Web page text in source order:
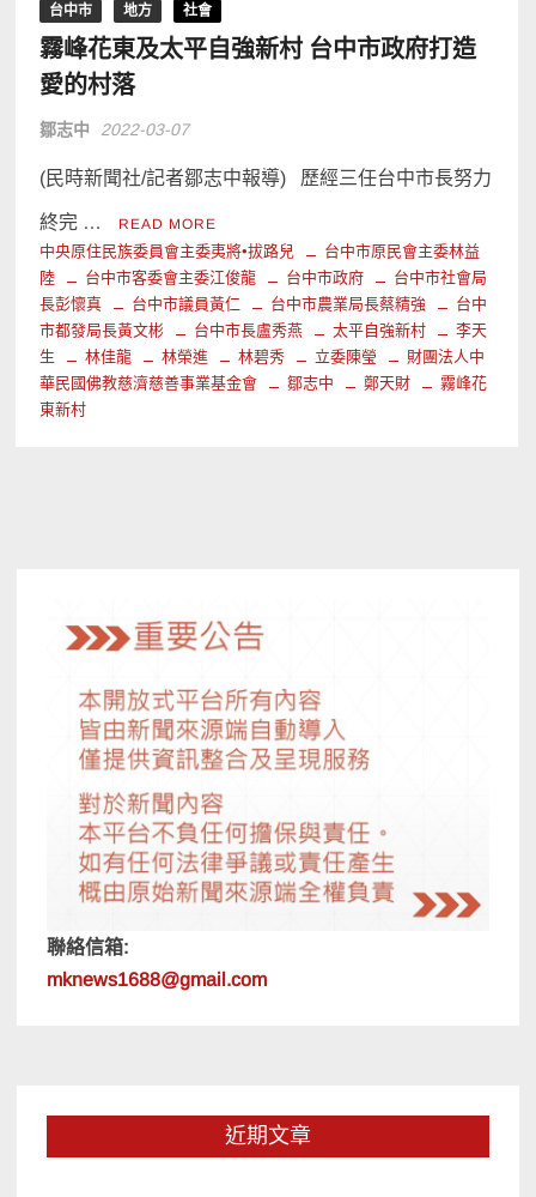
台中市 地方 社會
霧峰花東及太平自強新村 台中市政府打造
愛的村落
鄒志中 2022-03-07
(民時新聞社/記者鄒志中報導) 歷經三任台中市長努力
終完 … READ MORE
中央原住民族委員會主委夷將•拔路兒
台中市原民會主委林益
陸
台中市客委會主委江俊龍 台中市政府
台中市社會局
長彭懷真
台中市議員黃仁 台中市農業局長蔡精強
台中
市都發局長黃文彬
台中市長盧秀燕 太平自強新村
李天
生
林佳龍 林榮進 林碧秀 立委陳瑩
財團法人中
華民國佛教慈濟慈善事業基金會
鄒志中 鄭天財
霧峰花
東新村
聯絡信箱:
mknews1688@gmail.com
近期文章